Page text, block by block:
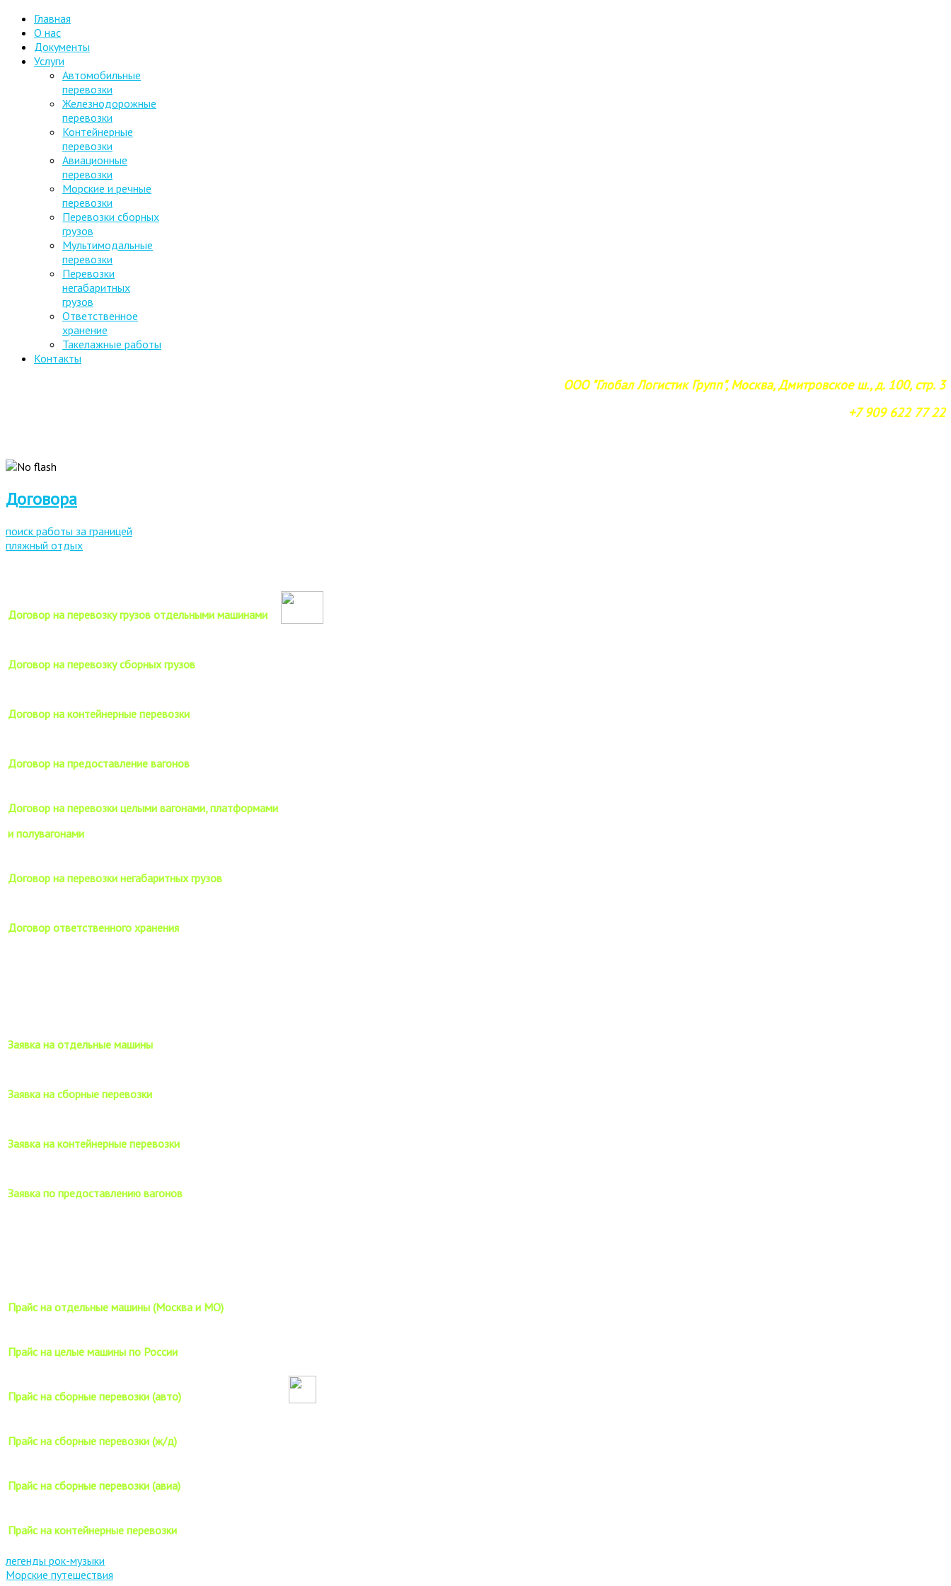
Главная
О нас
Документы
Услуги
Автомобильные
перевозки
Железнодорожные
перевозки
Контейнерные
перевозки
Авиационные
перевозки
Морские и речные
перевозки
Перевозки сборных
грузов
Мультимодальные
перевозки
Перевозки
негабаритных
грузов
Ответственное
хранение
Такелажные работы
Контакты
ООО "Глобал Логистик Групп", Москва, Дмитровское ш., д. 100, стр. 3
+7 909 622 77 22
Договора
поиск работы за границей
пляжный отдых
Договор на перевозку грузов отдельными машинами
Договор на перевозку сборных грузов
Договор на контейнерные перевозки
Договор на предоставление вагонов
Договор на перевозки целыми вагонами, платформами
и полувагонами
Договор на перевозки негабаритных грузов
Договор ответственного хранения
Заявка на отдельные машины
Заявка на сборные перевозки
Заявка на контейнерные перевозки
Заявка по предоставлению вагонов
Прайс на отдельные машины (Москва и МО)
Прайс на целые машины по России
Прайс на сборные перевозки (авто)
Прайс на сборные перевозки (ж/д)
Прайс на сборные перевозки (авиа)
Прайс на контейнерные перевозки
легенды рок-музыки
Морские путешествия